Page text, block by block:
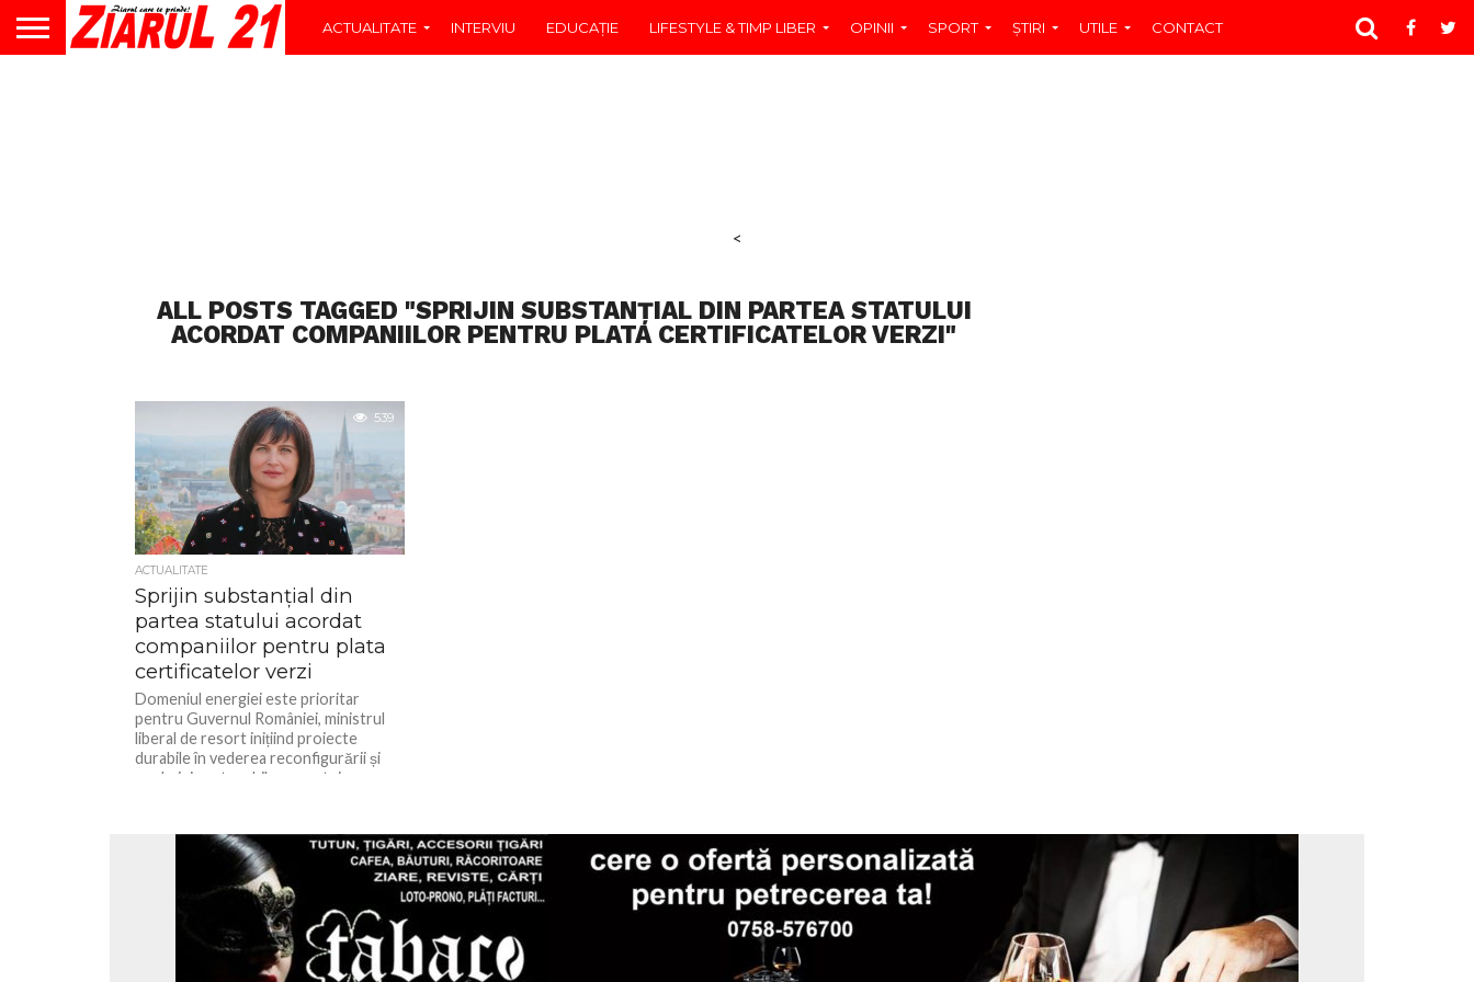
ACTUALITATE INTERVIU EDUCAŢIE LIFESTYLE & TIMP LIBER OPINII SPORT ŞTIRI UTILE CONTACT
<
ALL POSTS TAGGED "SPRIJIN SUBSTANȚIAL DIN PARTEA STATULUI
ACORDAT COMPANIILOR PENTRU PLATA CERTIFICATELOR VERZI"
539
ACTUALITATE
Sprijin substanțial din
partea statului acordat
companiilor pentru plata
certificatelor verzi
Domeniul energiei este prioritar
pentru Guvernul României, ministrul
liberal de resort inițiind proiecte
durabile în vederea reconfigurării și
evoluției sustenabile a acestui...